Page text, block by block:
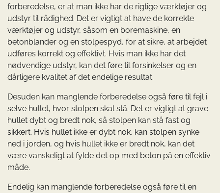
forberedelse, er at man ikke har de rigtige værktøjer og
udstyr til rådighed. Det er vigtigt at have de korrekte
værktøjer og udstyr, såsom en boremaskine, en
betonblander og en stolpespyd, for at sikre, at arbejdet
udføres korrekt og effektivt. Hvis man ikke har det
nødvendige udstyr, kan det føre til forsinkelser og en
dårligere kvalitet af det endelige resultat.
Desuden kan manglende forberedelse også føre til fejl i
selve hullet, hvor stolpen skal stå. Det er vigtigt at grave
hullet dybt og bredt nok, så stolpen kan stå fast og
sikkert. Hvis hullet ikke er dybt nok, kan stolpen synke
ned i jorden, og hvis hullet ikke er bredt nok, kan det
være vanskeligt at fylde det op med beton på en effektiv
måde.
Endelig kan manglende forberedelse også føre til en